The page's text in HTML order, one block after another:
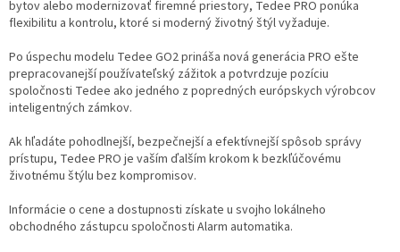
bytov alebo modernizovať firemné priestory, Tedee PRO ponúka
flexibilitu a kontrolu, ktoré si moderný životný štýl vyžaduje.
Po úspechu modelu Tedee GO2 prináša nová generácia PRO ešte
prepracovanejší používateľský zážitok a potvrdzuje pozíciu
spoločnosti Tedee ako jedného z popredných európskych výrobcov
inteligentných zámkov.
Ak hľadáte pohodlnejší, bezpečnejší a efektívnejší spôsob správy
prístupu, Tedee PRO je vaším ďalším krokom k bezkľúčovému
životnému štýlu bez kompromisov.
Informácie o cene a dostupnosti získate u svojho lokálneho
obchodného zástupcu spoločnosti Alarm automatika.